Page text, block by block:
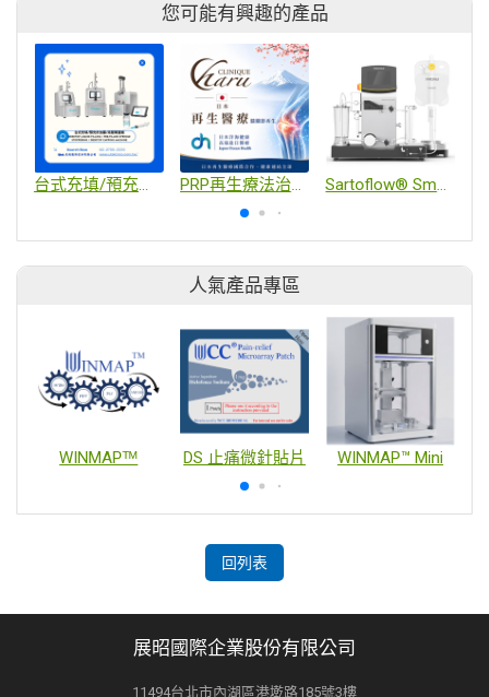
您可能有興趣的產品
台式充填/預充針加塞/滾壓閘蓋機 PRP再生療法治療関節 Sartoflow® Smart
人氣產品專區
WINMAPᵀᴹ DS 止痛微針貼片 WINMAP™ Mini
回列表
展昭國際企業股份有限公司
11494台北市內湖區港墘路185號3樓